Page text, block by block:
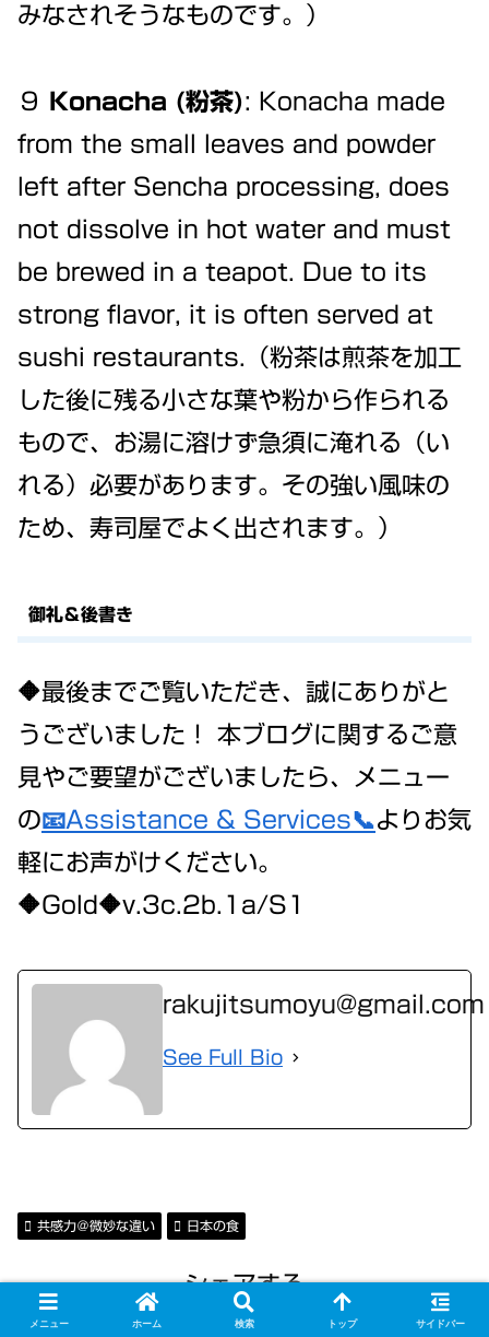
みなされそうなものです。）
９ Konacha (粉茶): Konacha made
from the small leaves and powder
left after Sencha processing, does
not dissolve in hot water and must
be brewed in a teapot. Due to its
strong flavor, it is often served at
sushi restaurants.（粉茶は煎茶を加工
した後に残る小さな葉や粉から作られる
もので、お湯に溶けず急須に淹れる（い
れる）必要があります。その強い風味の
ため、寿司屋でよく出されます。）
御礼＆後書き
🔶最後までご覧いただき、誠にありがと
うございました！ 本ブログに関するご意
見やご要望がございましたら、メニュー
の📧Assistance & Services📞よりお気
軽にお声がけください。
🔶Gold🔶v.3c.2b.1a/S1
rakujitsumoyu@gmail.com
See Full Bio
共感力＠微妙な違い 日本の食
シェアする
メニュー ホーム 検索 トップ サイドバー